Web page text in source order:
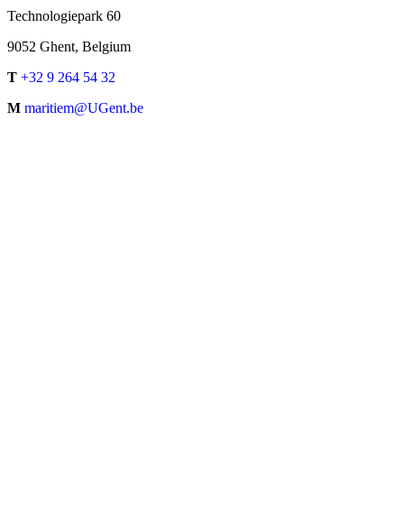
Technologiepark 60
9052 Ghent, Belgium
T +32 9 264 54 32
M maritiem@UGent.be